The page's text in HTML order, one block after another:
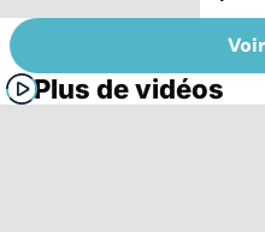
Plus de vidéos